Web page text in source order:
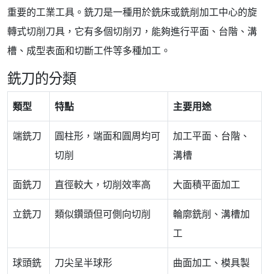
重要的工業工具。銑刀是一種用於銑床或銑削加工中心的旋
轉式切削刀具，它有多個切削刃，能夠進行平面、台階、溝
槽、成型表面和切斷工件等多種加工。
銑刀的分類
類型 特點 主要用途
端銑刀
圓柱形，端面和圓周均可
切削
加工平面、台階、
溝槽
面銑刀 直徑較大，切削效率高 大面積平面加工
立銑刀 類似鑽頭但可側向切削
輪廓銑削、溝槽加
工
球頭銑
刀尖呈半球形
曲面加工、模具製